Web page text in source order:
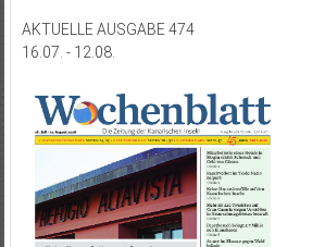
AKTUELLE AUSGABE 474
16.07. - 12.08.